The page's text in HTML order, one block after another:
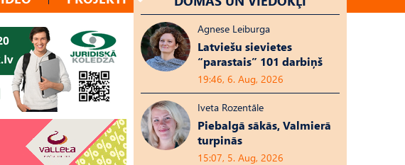
Agnese Leiburga
Latviešu sievietes
“parastais” 101 darbiņš
19:46, 6. Aug, 2026
Iveta Rozentāle
Piebalgā sākās, Valmierā
turpinās
15:07, 5. Aug, 2026